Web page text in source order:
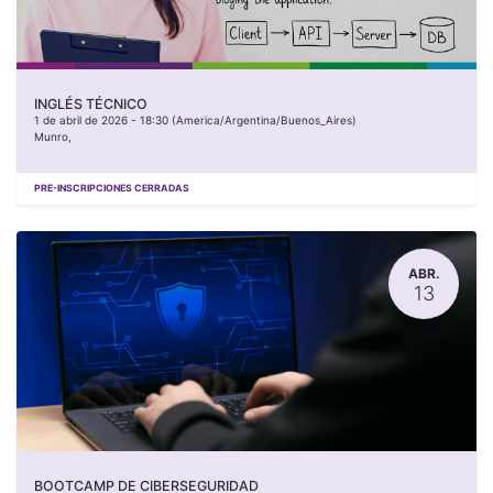
INGLÉS TÉCNICO
1 de abril de 2026 - 18:30 (America/Argentina/Buenos_Aires)
Munro
PRE-INSCRIPCIONES CERRADAS
ABR.
13
BOOTCAMP DE CIBERSEGURIDAD